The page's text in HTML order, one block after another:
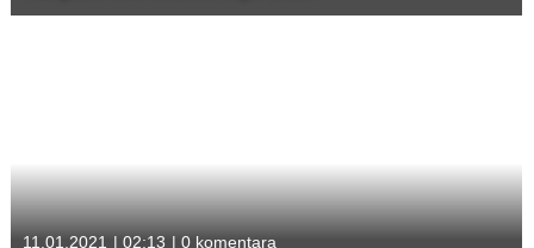
11.01.2021 | 02:13 | 0 komentara